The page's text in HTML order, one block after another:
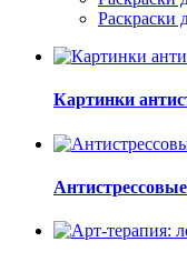
Раскраски
Картинки